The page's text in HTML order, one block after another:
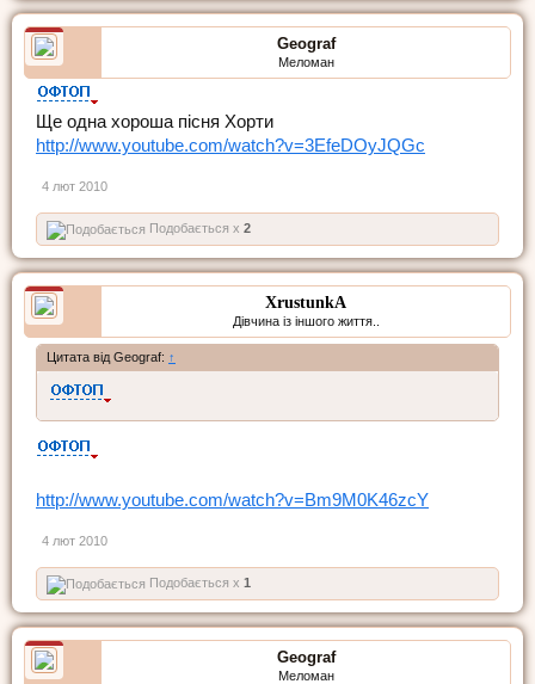
Geograf
Меломан
Ще одна хороша пісня Хорти
http://www.youtube.com/watch?v=3EfeDOyJQGc
4 лют 2010
Подобається x 2
XrustunkA
Дівчина із іншого життя..
Цитата від Geograf: ↑
http://www.youtube.com/watch?v=Bm9M0K46zcY
4 лют 2010
Подобається x 1
Geograf
Меломан